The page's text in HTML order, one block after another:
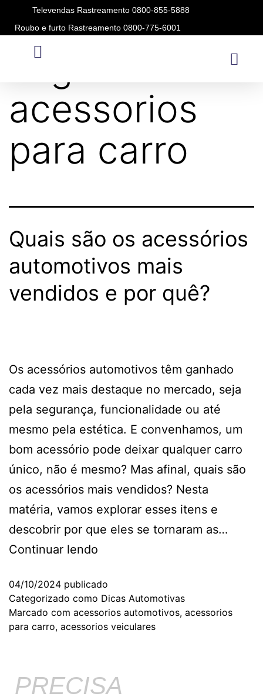
Televendas Rastreamento 0800-855-5888
Roubo e furto Rastreamento 0800-775-6001
Tag:
acessorios
para carro
Quais são os acessórios
automotivos mais
vendidos e por quê?
Os acessórios automotivos têm ganhado
cada vez mais destaque no mercado, seja
pela segurança, funcionalidade ou até
mesmo pela estética. E convenhamos, um
bom acessório pode deixar qualquer carro
único, não é mesmo? Mas afinal, quais são
os acessórios mais vendidos? Nesta
matéria, vamos explorar esses itens e
descobrir por que eles se tornaram as…
Continuar lendo
04/10/2024 publicado
Categorizado como Dicas Automotivas
Marcado com acessorios automotivos, acessorios
para carro, acessorios veiculares
PRECISA